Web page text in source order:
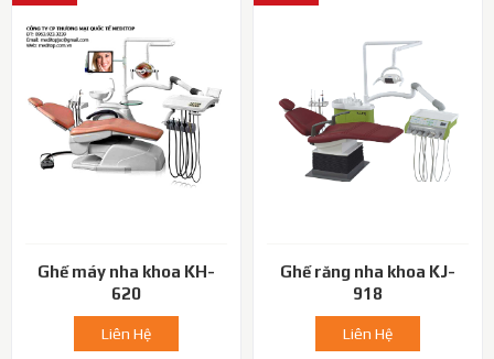
Ghế máy nha khoa KH-
620
Liên Hệ
Ghế răng nha khoa KJ-
918
Liên Hệ